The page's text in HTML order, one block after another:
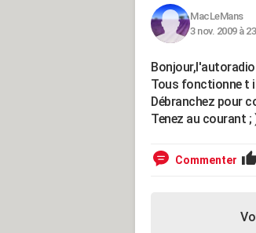
MacLeMans
3 nov. 2009 à
Tous fonctionne t
Débranchez pour
Tenez au courant ;
Commenter